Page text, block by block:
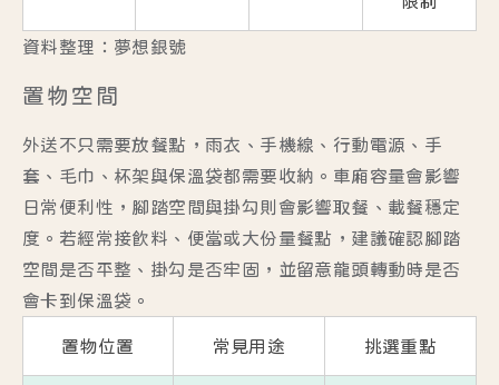
資料整理：夢想銀號
置物空間
外送不只需要放餐點，雨衣、手機線、行動電源、手
套、毛巾、杯架與保溫袋都需要收納。車廂容量會影響
日常便利性，腳踏空間與掛勾則會影響取餐、載餐穩定
度。若經常接飲料、便當或大份量餐點，建議確認腳踏
空間是否平整、掛勾是否牢固，並留意龍頭轉動時是否
會卡到保溫袋。
置物位置 常見用途 挑選重點